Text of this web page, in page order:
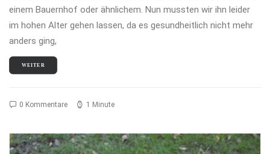
einem Bauernhof oder ähnlichem. Nun mussten wir ihn leider
im hohen Alter gehen lassen, da es gesundheitlich nicht mehr
anders ging,
WEITER
0 Kommentare 1 Minute